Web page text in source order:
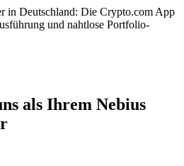
in Deutschland: Die Crypto.com App
und nahtlose Portfolio-
als Ihrem Nebius